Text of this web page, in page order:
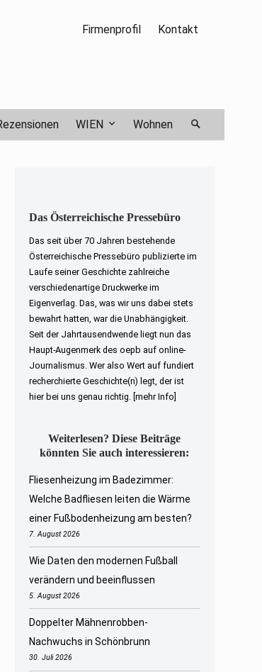
Firmenprofil Kontakt
WIEN Wohnen
Das Österreichische Pressebüro
Das seit über 70 Jahren bestehende
Österreichische Pressebüro publizierte im
Laufe seiner Geschichte zahlreiche
verschiedenartige Druckwerke im
Eigenverlag. Das, was wir uns dabei stets
bewahrt hatten, war die Unabhängigkeit.
Seit der Jahrtausendwende liegt nun das
Haupt-Augenmerk des oepb auf online-
Journalismus. Wer also Wert auf fundiert
recherchierte Geschichte(n) legt, der ist
hier bei uns genau richtig. [mehr Info]
Weiterlesen? Diese Beiträge
könnten Sie auch interessieren:
Fliesenheizung im Badezimmer:
Welche Badfliesen leiten die Wärme
einer Fußbodenheizung am besten?
7. August 2026
Wie Daten den modernen Fußball
verändern und beeinflussen
5. August 2026
Doppelter Mähnenrobben-
Nachwuchs in Schönbrunn
30. Juli 2026